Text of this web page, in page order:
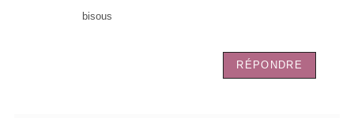
bisous
RÉPONDRE